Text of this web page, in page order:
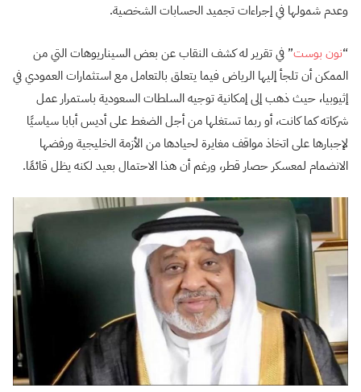
وعدم شمولها في إجراءات تجميد الحسابات الشخصية.
“نون بوست” في تقرير له كشف النقاب عن بعض السيناريوهات التي من
الممكن أن تلجأ إليها الرياض فيما يتعلق بالتعامل مع استثمارات العمودي في
إثيوبيا، حيث ذهب إلى إمكانية توجيه السلطات السعودية باستمرار عمل
شركاته كما كانت، أو ربما تستغلها من أجل الضغط على أديس أبابا سياسيًا
لإجبارها على اتخاذ مواقف مغايرة لحيادها من الأزمة الخليجية ورفضها
الانضمام لمعسكر حصار قطر، ورغم أن هذا الاحتمال بعيد لكنه يظل قائمًا.